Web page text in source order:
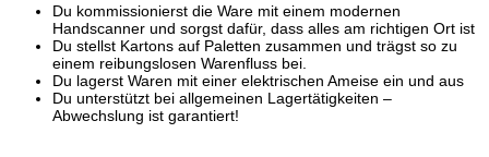
Du kommissionierst die Ware mit einem modernen
Handscanner und sorgst dafür, dass alles am richtigen Ort ist
Du stellst Kartons auf Paletten zusammen und trägst so zu
einem reibungslosen Warenfluss bei.
Du lagerst Waren mit einer elektrischen Ameise ein und aus
Du unterstützt bei allgemeinen Lagertätigkeiten –
Abwechslung ist garantiert!